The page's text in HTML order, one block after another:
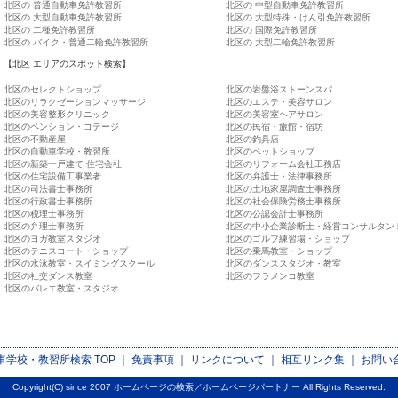
北区の 普通自動車免許教習所
北区の 中型自動車免許教習所
北区の 大型自動車免許教習所
北区の 大型特殊・けん引免許教習所
北区の 二種免許教習所
北区の 国際免許教習所
北区の バイク・普通二輪免許教習所
北区の 大型二輪免許教習所
【北区 エリアのスポット検索】
北区のセレクトショップ
北区の岩盤浴ストーンスパ
北区のリラクゼーションマッサージ
北区のエステ・美容サロン
北区の美容整形クリニック
北区の美容室ヘアサロン
北区のペンション・コテージ
北区の民宿・旅館・宿坊
北区の不動産屋
北区の釣具店
北区の自動車学校・教習所
北区のペットショップ
北区の新築一戸建て 住宅会社
北区のリフォーム会社工務店
北区の住宅設備工事業者
北区の弁護士・法律事務所
北区の司法書士事務所
北区の土地家屋調査士事務所
北区の行政書士事務所
北区の社会保険労務士事務所
北区の税理士事務所
北区の公認会計士事務所
北区の弁理士事務所
北区の中小企業診断士・経営コンサルタン
北区のヨガ教室スタジオ
北区のゴルフ練習場・ショップ
北区のテニスコート・ショップ
北区の乗馬教室・ショップ
北区の水泳教室・スイミングスクール
北区のダンススタジオ・教室
北区の社交ダンス教室
北区のフラメンコ教室
北区のバレエ教室・スタジオ
学校・教習所検索TOP ｜ 免責事項｜ リンクについて 相互リンク集｜ お問い
Copyright(C) since 2007 ホームページの検索／ホームページパートナー All Rights Reserved.